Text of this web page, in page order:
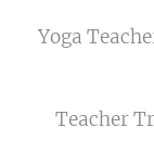
Yoga
Teacher